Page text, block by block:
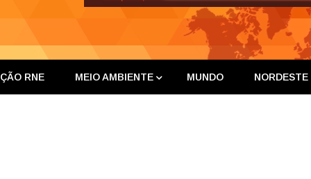
RNE MEIO AMBIENTE MUNDO NORDESTE